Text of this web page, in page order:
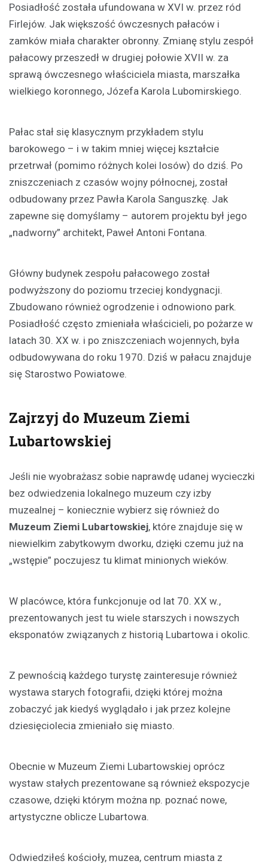
Posiadłość została ufundowana w XVI w. przez ród
Firlejów. Jak większość ówczesnych pałaców i
zamków miała charakter obronny. Zmianę stylu zespół
pałacowy przeszedł w drugiej połowie XVII w. za
sprawą ówczesnego właściciela miasta, marszałka
wielkiego koronnego, Józefa Karola Lubomirskiego.
Pałac stał się klasycznym przykładem stylu
barokowego – i w takim mniej więcej kształcie
przetrwał (pomimo różnych kolei losów) do dziś. Po
zniszczeniach z czasów wojny północnej, został
odbudowany przez Pawła Karola Sanguszkę. Jak
zapewne się domyślamy – autorem projektu był jego
„nadworny” architekt, Paweł Antoni Fontana.
Główny budynek zespołu pałacowego został
podwyższony do poziomu trzeciej kondygnacji.
Zbudowano również ogrodzenie i odnowiono park.
Posiadłość często zmieniała właścicieli, po pożarze w
latach 30. XX w. i po zniszczeniach wojennych, była
odbudowywana do roku 1970. Dziś w pałacu znajduje
się Starostwo Powiatowe.
Zajrzyj do Muzeum Ziemi
Lubartowskiej
Jeśli nie wyobrażasz sobie naprawdę udanej wycieczki
bez odwiedzenia lokalnego muzeum czy izby
muzealnej – koniecznie wybierz się również do
Muzeum Ziemi Lubartowskiej, które znajduje się w
niewielkim zabytkowym dworku, dzięki czemu już na
„wstępie” poczujesz tu klimat minionych wieków.
W placówce, która funkcjonuje od lat 70. XX w.,
prezentowanych jest tu wiele starszych i nowszych
eksponatów związanych z historią Lubartowa i okolic.
Z pewnością każdego turystę zainteresuje również
wystawa starych fotografii, dzięki której można
zobaczyć jak kiedyś wyglądało i jak przez kolejne
dziesięciolecia zmieniało się miasto.
Obecnie w Muzeum Ziemi Lubartowskiej oprócz
wystaw stałych prezentowane są również ekspozycje
czasowe, dzięki którym można np. poznać nowe,
artystyczne oblicze Lubartowa.
Odwiedziłeś kościoły, muzea, centrum miasta z